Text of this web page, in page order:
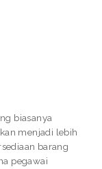
biasanya
menjadi lebih
barang
pegawai